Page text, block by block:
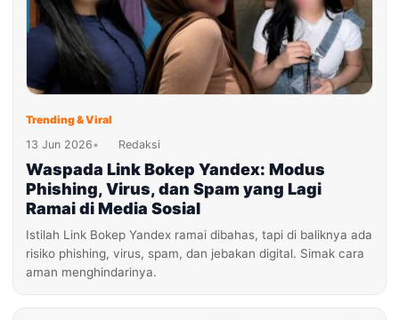
Trending & Viral
13 Jun 2026• Redaksi
Waspada Link Bokep Yandex: Modus
Phishing, Virus, dan Spam yang Lagi
Ramai di Media Sosial
Istilah Link Bokep Yandex ramai dibahas, tapi di baliknya ada
risiko phishing, virus, spam, dan jebakan digital. Simak cara
aman menghindarinya.